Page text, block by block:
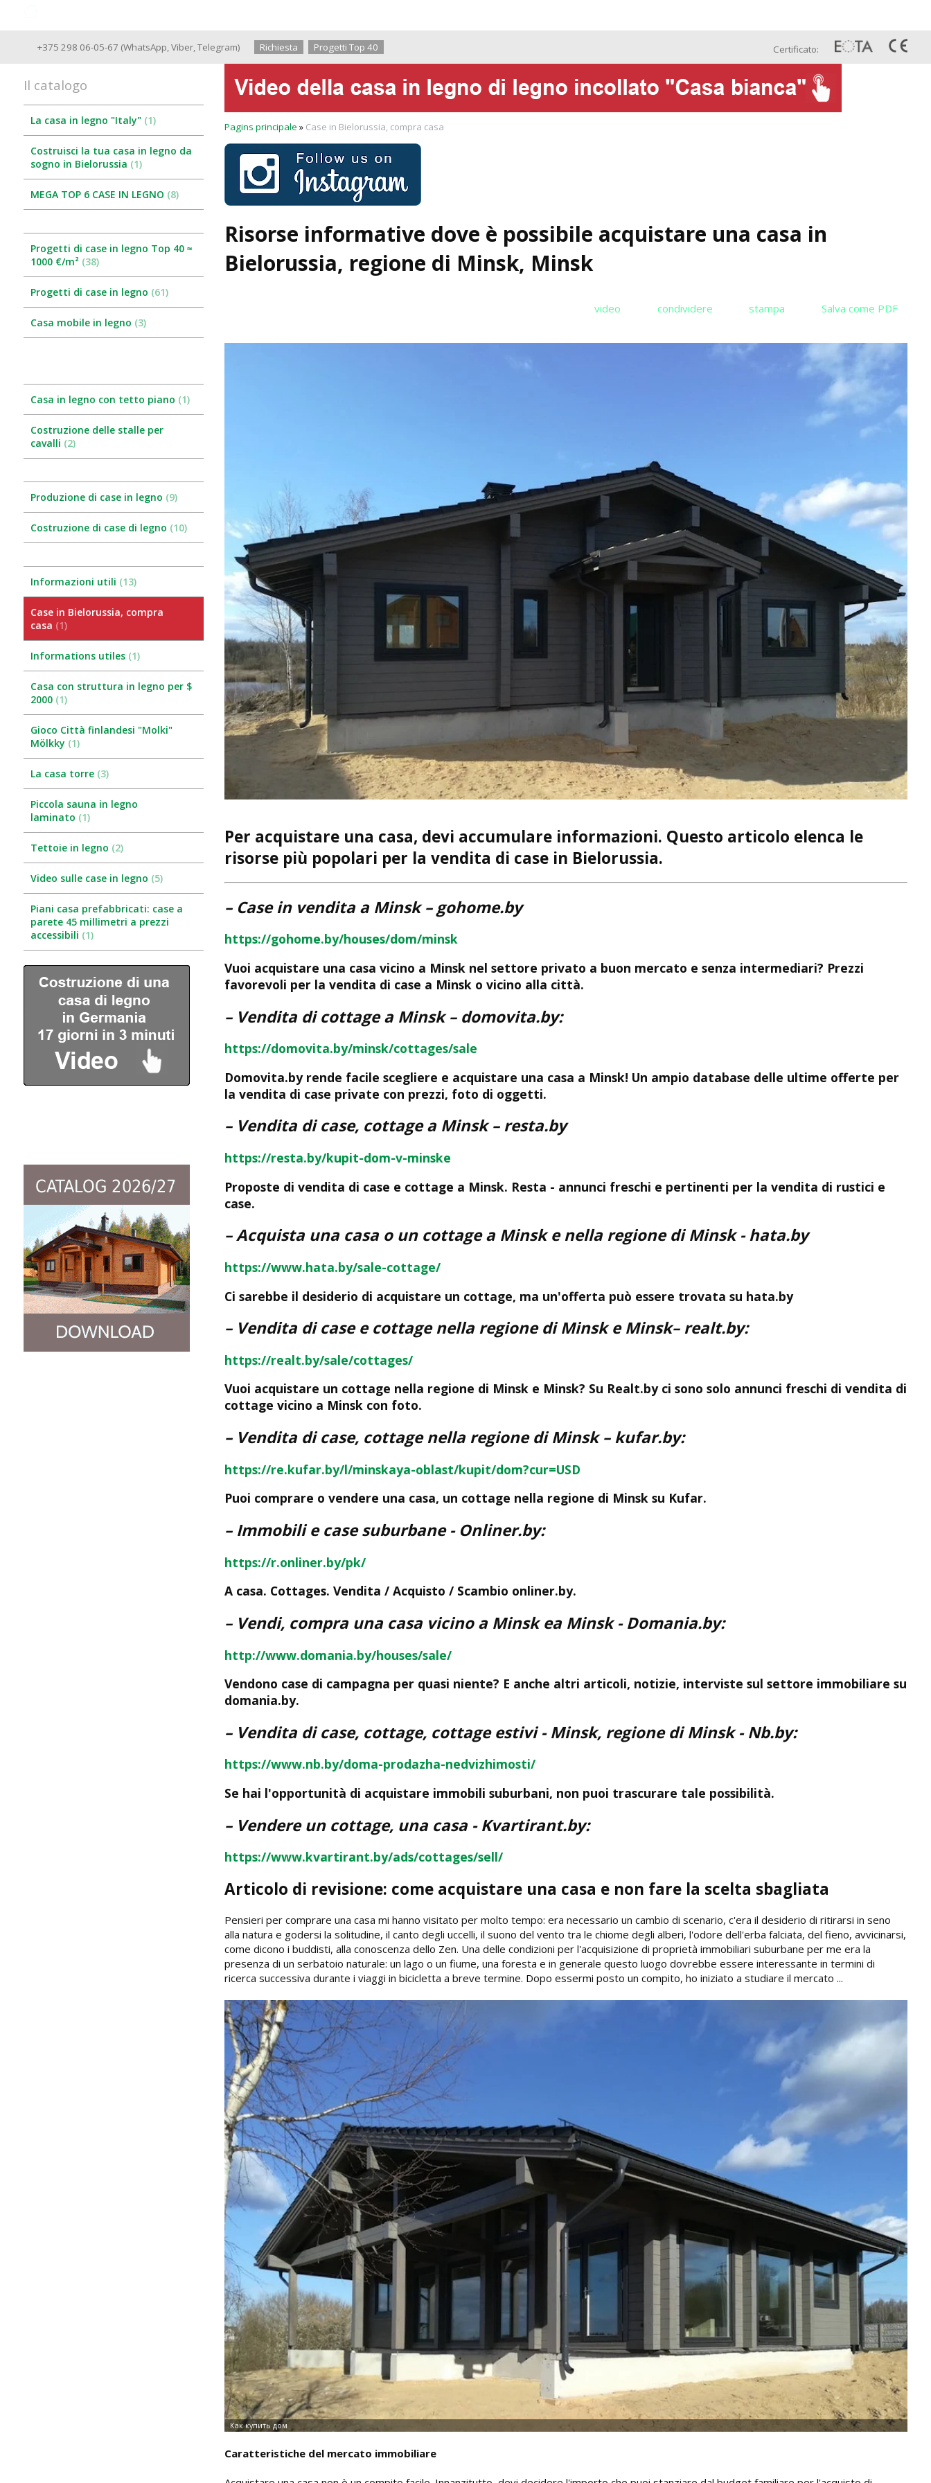
+375 298 06-05-67 (WhatsApp,Viber,Telegram) Richiesta Progetti Top 40 Certificato:
il catalogo
La casa in legno "Italy" 1
Costruisci la tua casa in legno da
sogno in Bielorussia 1
MEGA TOP 6 CASE IN LEGNO 8
Progetti di case in legno Top 40 ≈
1000 €/m² 38
Progetti di case in legno 61
Casa mobile in legno 3
Casa in legno con tetto piano 1
Costruzione delle stalle per
cavalli 2
Produzione di case in legno 9
Costruzione di case di legno 10
Informazioni utili 13
Case in Bielorussia, compra
casa 1
Informations utiles 1
Casa con struttura in legno per $
2000 1
Gioco Città finlandesi "Molki"
Mölkky 1
La casa torre 3
Piccola sauna in legno
laminato 1
Tettoie in legno 2
Video sulle case in legno 5
Piani casa prefabbricati: case a
parete 45 millimetri a prezzi
accessibili 1
Pagins principale » Case in Bielorussia, compra casa
Risorse informative dove è possibile acquistare una casa in
Bielorussia, regione di Minsk, Minsk
video condividere stampa Salva come PDF
Per acquistare una casa, devi accumulare informazioni. Questo articolo elenca le
risorse più popolari per la vendita di case in Bielorussia.
– Case in vendita a Minsk – gohome.by
https://gohome.by/houses/dom/minsk
Vuoi acquistare una casa vicino a Minsk nel settore privato a buon mercato e senza intermediari? Prezzi
favorevoli per la vendita di case a Minsk o vicino alla città.
– Vendita di cottage a Minsk – domovita.by:
https://domovita.by/minsk/cottages/sale
Domovita.by rende facile scegliere e acquistare una casa a Minsk! Un ampio database delle ultime offerte per
la vendita di case private con prezzi, foto di oggetti.
– Vendita di case, cottage a Minsk – resta.by
https://resta.by/kupit-dom-v-minske
Proposte di vendita di case e cottage a Minsk. Resta - annunci freschi e pertinenti per la vendita di rustici e
case.
– Acquista una casa o un cottage a Minsk e nella regione di Minsk- hata.by
https://www.hata.by/sale-cottage/
Ci sarebbe il desiderio di acquistare un cottage, ma un'offerta può essere trovata su hata.by
– Vendita di case e cottage nella regione di Minsk e Minsk– realt.by:
https://realt.by/sale/cottages/
Vuoi acquistare un cottage nella regione di Minsk e Minsk? Su Realt.by ci sono solo annunci freschi di vendita di
cottage vicino a Minsk con foto.
– Vendita di case, cottage nella regione di Minsk – kufar.by:
https://re.kufar.by/l/minskaya-oblast/kupit/dom?cur=USD
Puoi comprare o vendere una casa, un cottage nella regione di Minsk su Kufar.
– Immobili e case suburbane - Onliner.by:
https://r.onliner.by/pk/
A casa. Cottages. Vendita / Acquisto / Scambio onliner.by.
– Vendi, compra una casa vicino a Minsk ea Minsk - Domania.by:
http://www.domania.by/houses/sale/
Vendono case di campagna per quasi niente? E anche altri articoli, notizie, interviste sul settore immobiliare su
domania.by.
– Vendita di case, cottage, cottage estivi - Minsk, regione di Minsk- Nb.by:
https://www.nb.by/doma-prodazha-nedvizhimosti/
Se hai l'opportunità di acquistare immobili suburbani, non puoi trascurare tale possibilità.
– Vendere un cottage, una casa - Kvartirant.by:
https://www.kvartirant.by/ads/cottages/sell/
Articolo di revisione: come acquistare una casa e non fare la scelta sbagliata
Pensieri per comprare una casa mi hanno visitato per molto tempo: era necessario un cambio di scenario, c'era il desiderio di ritirarsi in seno
alla natura e godersi la solitudine, il canto degli uccelli, il suono del vento tra le chiome degli alberi, l'odore dell'erba falciata, del fieno, avvicinarsi,
come dicono i buddisti, alla conoscenza dello Zen. Una delle condizioni per l'acquisizione di proprietà immobiliari suburbane per me era la
presenza di un serbatoio naturale: un lago o un fiume, una foresta e in generale questo luogo dovrebbe essere interessante in termini di
ricerca successiva durante i viaggi in bicicletta a breve termine. Dopo essermi posto un compito, ho iniziato a studiare il mercato ...
Caratteristiche del mercato immobiliare